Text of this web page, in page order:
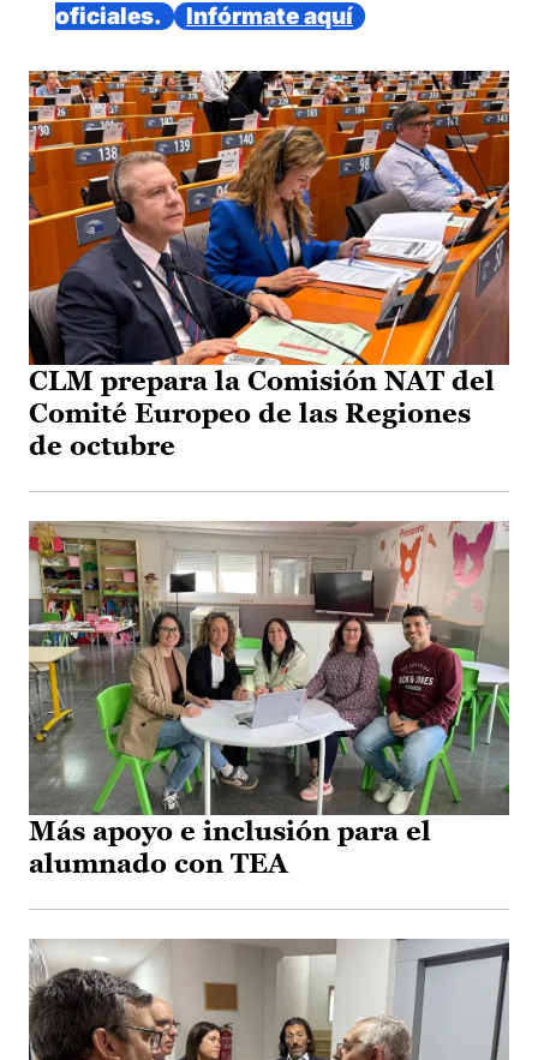
oficiales.
Infórmate aquí
CLM prepara la Comisión NAT del
Comité Europeo de las Regiones
de octubre
Más apoyo e inclusión para el
alumnado con TEA